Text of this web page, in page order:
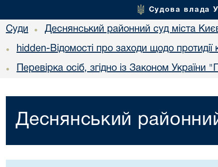
Судова влада
Суди • Деснянський районний суд міста
• hidden-Відомості про заходи щодо протидії
• Перевірка осіб, згідно із Законом
Деснянський